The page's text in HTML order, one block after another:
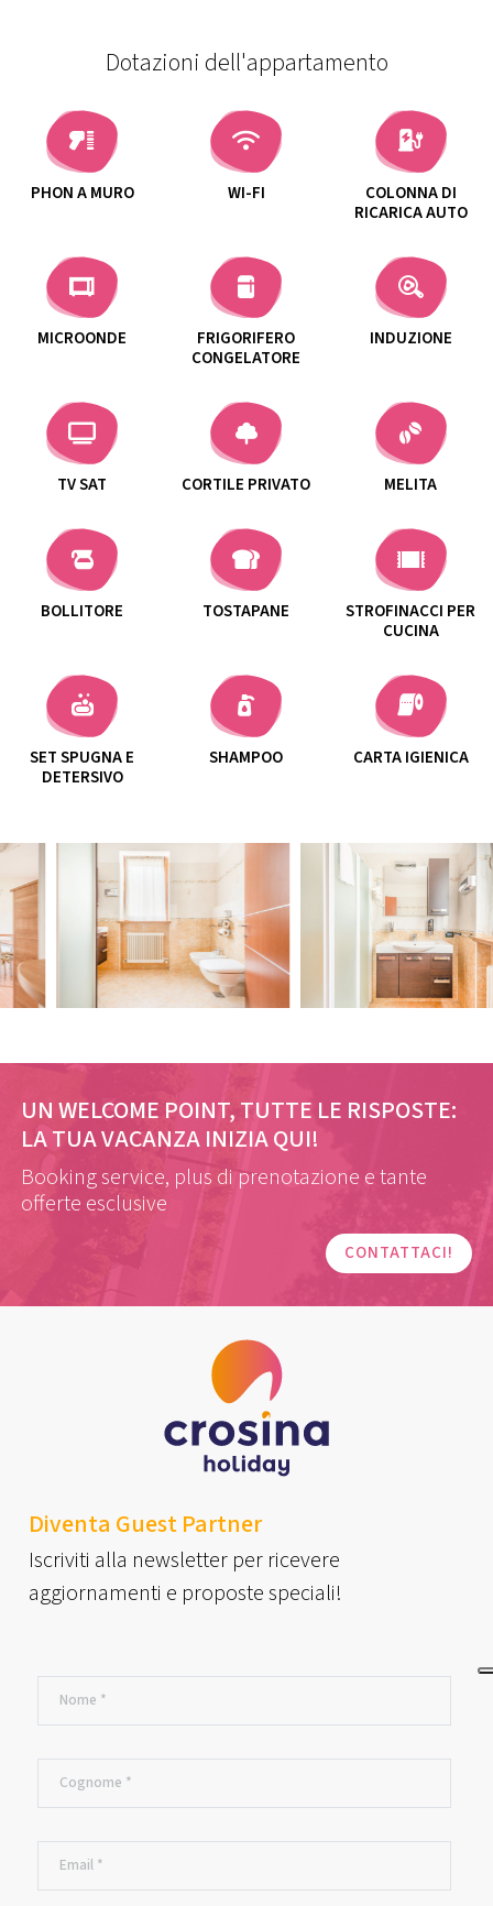
Dotazioni dell'appartamento
PHON A MURO WI-FI
COLONNA DI
RICARICA AUTO
MICROONDE
FRIGORIFERO
CONGELATORE
INDUZIONE
TV SAT CORTILE PRIVATO MELITA
BOLLITORE TOSTAPANE
STROFINACCI PER
CUCINA
SET SPUGNA E
DETERSIVO
SHAMPOO CARTA IGIENICA
UN WELCOME POINT, TUTTE LE RISPOSTE:
LA TUA VACANZA INIZIA QUI!
Booking service, plus di prenotazione e tante
offerte esclusive
CONTATTACI!
Diventa Guest Partner
Iscriviti alla newsletter per ricevere
aggiornamenti e proposte speciali!